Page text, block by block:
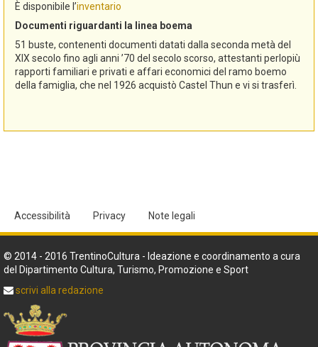
È disponibile l’inventario
Documenti riguardanti la linea boema
51 buste, contenenti documenti datati dalla seconda metà del
XIX secolo fino agli anni ’70 del secolo scorso, attestanti perlopiù
rapporti familiari e privati e affari economici del ramo boemo
della famiglia, che nel 1926 acquistò Castel Thun e vi si trasferì.
Accessibilità Privacy Note legali
© 2014 - 2016 TrentinoCultura - Ideazione e coordinamento a cura
del Dipartimento Cultura, Turismo, Promozione e Sport
scrivi alla redazione